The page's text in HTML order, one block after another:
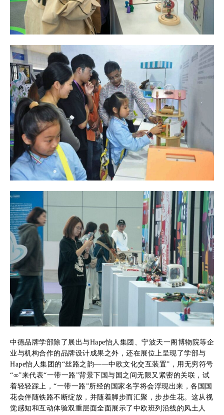
中德品牌学部除了展出与Hape怡人集团、宁波天一阁博物院等企
业与机构合作的品牌设计成果之外，还在展位上呈现了学部与
Hape怡人集团的“丝路之韵——中欧文化交互装置”，用无穷符号
“∞”来代表“一带一路”背景下国与国之间无限又紧密的关联，试
着轻轻踩上，“一带一路”所经的国家名字将会浮现出来，各国国
花会伴随铁路不断绽放，并随着脚步而汇聚，步步生花。这从视
觉感知和互动体验双重层面全面展示了中欧班列沿线的风土人